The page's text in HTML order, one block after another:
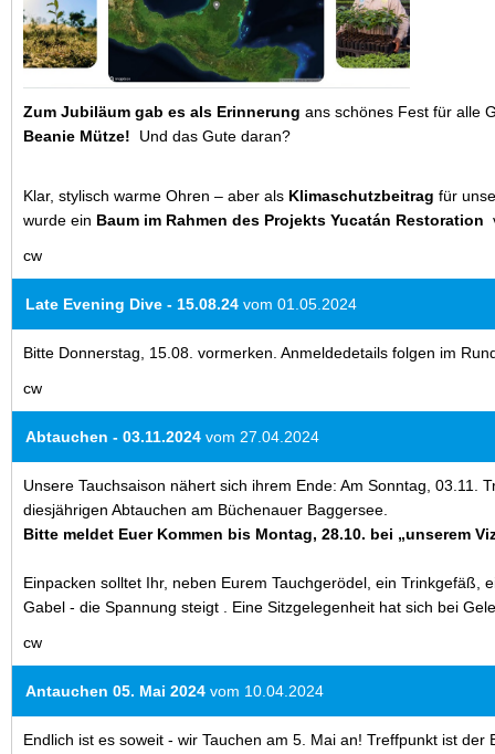
Zum Jubiläum gab es als Erinnerung ans schönes Fest für alle
Beanie Mütze!
Und das Gute daran?
Klar, stylisch warme Ohren – aber als Klimaschutzbeitrag für
wurde ein Baum im Rahmen des Projekts Yucatán Restoration
cw
Late Evening Dive - 15.08.24vom 01.05.2024
Bitte Donnerstag, 15.08. vormerken. Anmeldedetails folgen im
cw
Abtauchen - 03.11.2024vom 27.04.2024
Unsere Tauchsaison nähert sich ihrem Ende: Am Sonntag, 03.11.
diesjährigen Abtauchen am Büchenauer Baggersee.
Bitte meldet Euer Kommen bis Montag, 28.10. bei „unserem
Einpacken solltet Ihr, neben Eurem Tauchgerödel, ein Trinkgefäß,
Gabel - die Spannung steigt . Eine Sitzgelegenheit hat sich bei
cw
Antauchen 05. Mai 2024vom 10.04.2024
Endlich ist es soweit - wir Tauchen am 5. Mai an! Treffpunkt ist